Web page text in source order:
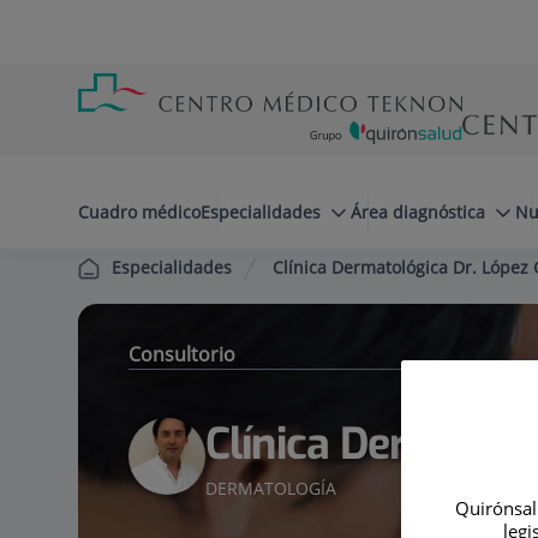
cabecera
Cuadro médicoEspecialidades Área diagnóstica
Especialidades Clínica Dermatológica Dr. López
Consultorio
Clínica
DERMATOLOGÍA